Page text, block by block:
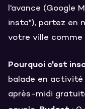
l'avance (Google
insta"), partez en
votre ville comme
Pourquoi c'est
balade en activité
après-midi